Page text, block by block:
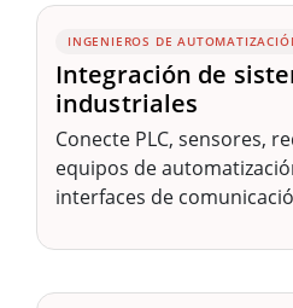
INGENIEROS DE
Integración de
industriales
Conecte PLC, sensores,
equipos de
interfaces de